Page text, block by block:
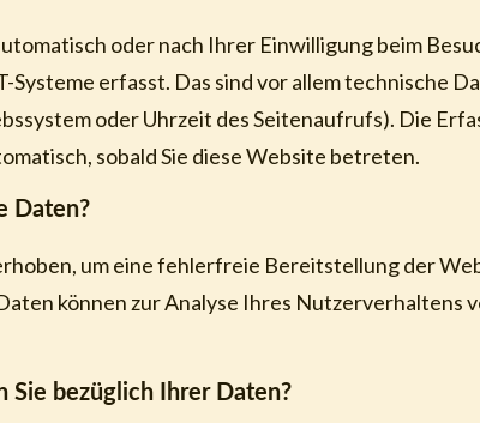
oder nach Ihrer Einwilligung beim
erfasst. Das sind vor allem technische
oder Uhrzeit des Seitenaufrufs). Die
sobald Sie diese Website betreten.
Daten?
um eine fehlerfreie Bereitstellung der
können zur Analyse Ihres Nutzerverhaltens
Sie bezüglich Ihrer Daten?